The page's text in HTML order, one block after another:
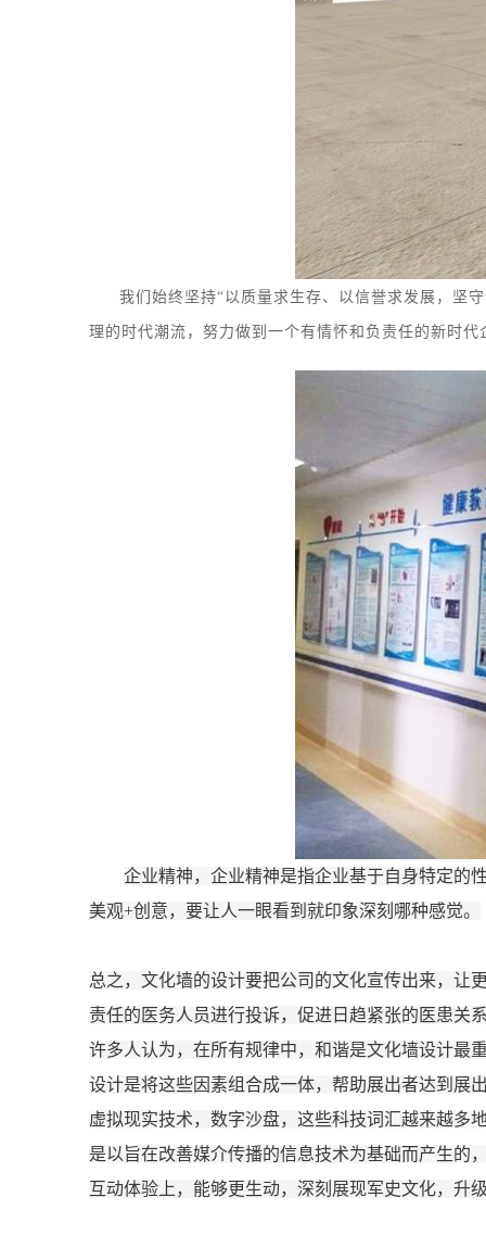
我们始终坚持“以质量求生存、以信誉求发展，坚
理的时代潮流，努力做到一个有情怀和负责任的新时
企业精神，企业精神是指企业基于自身特定的
美观+创意，要让人一眼看到就印象深刻哪种感觉。
总之，文化墙的设计要把公司的文化宣传出来，让
责任的医务人员进行投诉，促进日趋紧张的医患关
许多人认为，在所有规律中，和谐是文化墙设计最
设计是将这些因素组合成一体，帮助展出者达到展
虚拟现实技术，数字沙盘，这些科技词汇越来越多
是以旨在改善媒介传播的信息技术为基础而产生的
互动体验上，能够更生动，深刻展现军史文化，升